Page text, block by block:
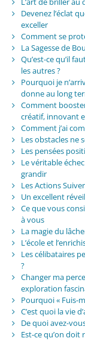
Devenez l’éclat
exceller
Comment se
La Sagesse de
Qu’est-ce qu’il
les autres ?
Pourquoi je
donne au long
Comment
créatif, innovant
Comment j’ai
Les obstacles ne
Les pensées
Le véritable
grandir
Les Actions
Un excellent
Ce que vous
à vous
La magie du
L’école et
Les célibataires
?
Changer ma
exploration
Pourquoi « Fuis-
C’est quoi la vie
De quoi avez-
Est-ce qu’on doit